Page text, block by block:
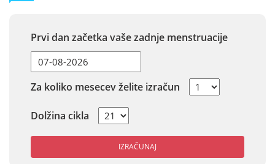
Prvi dan začetka vaše zadnje menstruacije
Za koliko mesecev želite izračun
Dolžina cikla
IZRAČUNAJ